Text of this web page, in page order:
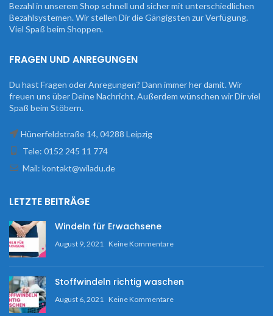
Bezahl in unserem Shop schnell und sicher mit unterschiedlichen
Bezahlsystemen. Wir stellen Dir die Gängigsten zur Verfügung.
Viel Spaß beim Shoppen.
FRAGEN UND ANREGUNGEN
Du hast Fragen oder Anregungen? Dann immer her damit. Wir
freuen uns über Deine Nachricht. Außerdem wünschen wir Dir viel
Spaß beim Stöbern.
Hünerfeldstraße 14, 04288 Leipzig
Tele: 0152 245 11 774
Mail: kontakt@wiladu.de
LETZTE BEITRÄGE
Windeln für Erwachsene
August 9, 2021 Keine Kommentare
Stoffwindeln richtig waschen
August 6, 2021 Keine Kommentare